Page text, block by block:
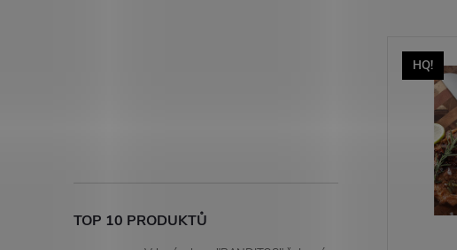
TOP 10 PRODUKTŮ
HQ!